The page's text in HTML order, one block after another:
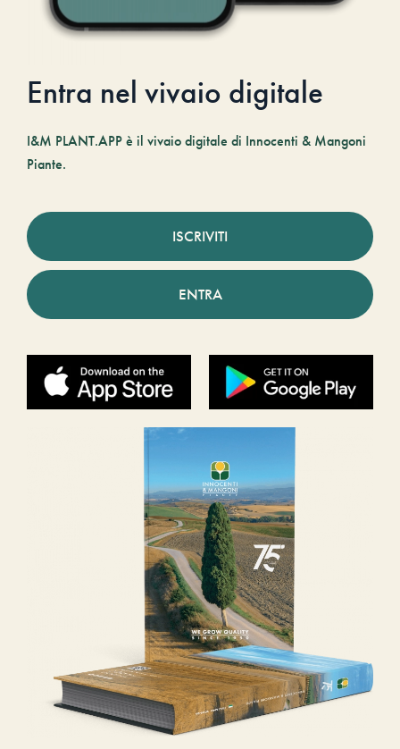
Entra nel vivaio digitale
I&M PLANT.APP è il vivaio digitale di Innocenti & Mangoni
Piante.
ISCRIVITI
ENTRA